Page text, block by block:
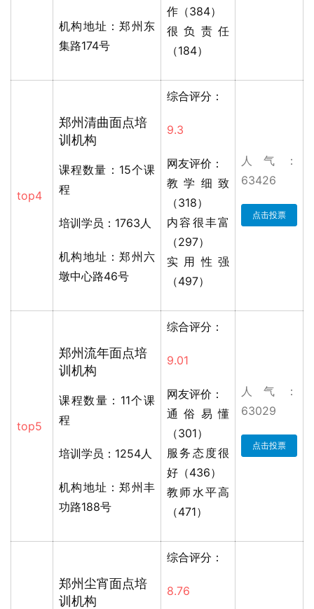
机构地址：郑州东
集路174号
作（384）
很负责任
（184）
top4
郑州清曲面点培
训机构
课程数量：15个课
程
培训学员：1763人
机构地址：郑州六
墩中心路46号
综合评分：
9.3
网友评价：
教学细致
（318）
内容很丰富
（297）
实用性强
（497）
人气：
63426
点击投票
top5
郑州流年面点培
训机构
课程数量：11个课
程
培训学员：1254人
机构地址：郑州丰
功路188号
综合评分：
9.01
网友评价：
通俗易懂
（301）
服务态度很
好（436）
教师水平高
（471）
人气：
63029
点击投票
郑州尘宵面点培
训机构
综合评分：
8.76